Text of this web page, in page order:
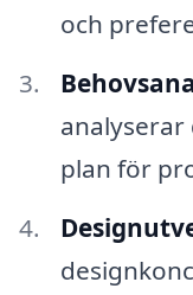
och
analyserar
plan för